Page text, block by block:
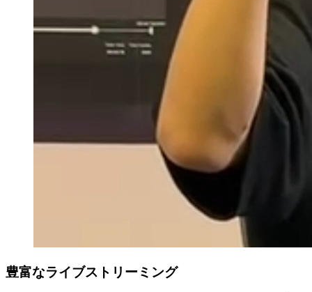
豊富なライブストリーミング